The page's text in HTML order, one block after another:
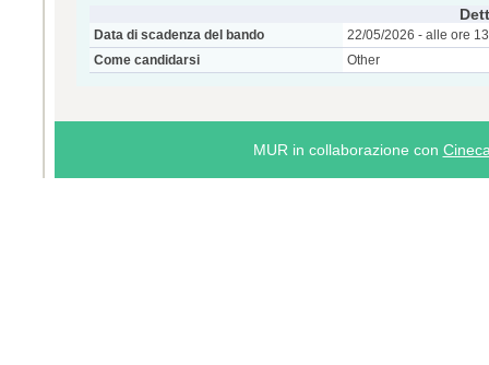
Data di scadenza del bando
22/05/2026 - alle ore
Come candidarsi
Other
MUR in collaborazione con